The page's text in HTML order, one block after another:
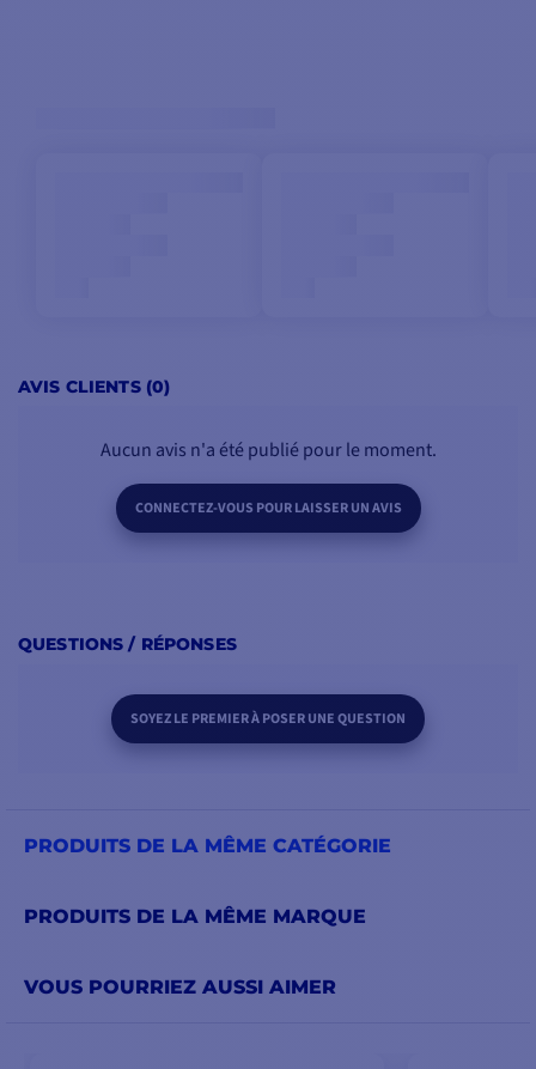
AVIS CLIENTS (0)
Aucun avis n'a été publié pour le moment.
CONNECTEZ-VOUS POUR LAISSER UN AVIS
QUESTIONS / RÉPONSES
SOYEZ LE PREMIER À POSER UNE QUESTION
PRODUITS DE LA MÊME CATÉGORIE
PRODUITS DE LA MÊME MARQUE
VOUS POURRIEZ AUSSI AIMER